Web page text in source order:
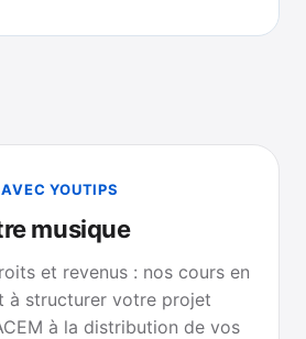
YOUTIPS
musique
et revenus : nos cours en
à structurer votre projet
à la distribution de vos